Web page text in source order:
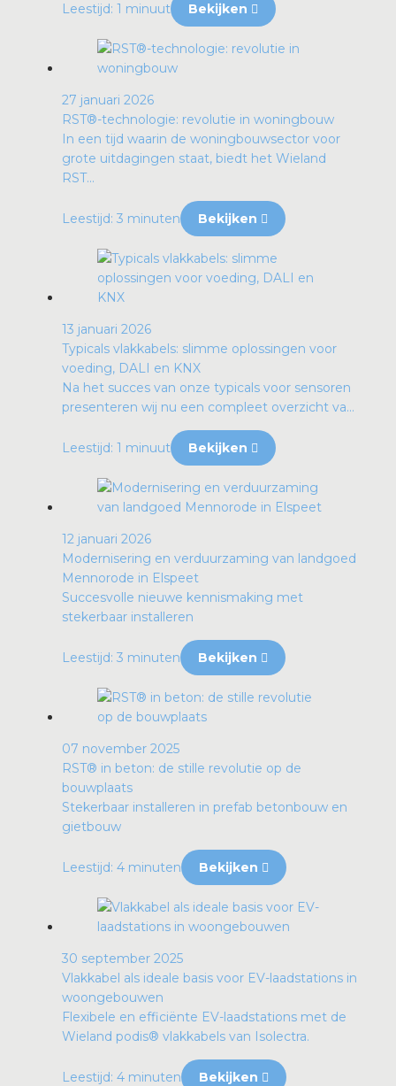
Leestijd: 1 minuut Bekijken
27 januari 2026
RST®-technologie: revolutie in woningbouw
In een tijd waarin de woningbouwsector voor
grote uitdagingen staat, biedt het Wieland
RST...
Leestijd: 3 minuten Bekijken
13 januari 2026
Typicals vlakkabels: slimme oplossingen voor
voeding, DALI en KNX
Na het succes van onze typicals voor sensoren
presenteren wij nu een compleet overzicht va...
Leestijd: 1 minuut Bekijken
12 januari 2026
Modernisering en verduurzaming van landgoed
Mennorode in Elspeet
Succesvolle nieuwe kennismaking met
stekerbaar installeren
Leestijd: 3 minuten Bekijken
07 november 2025
RST® in beton: de stille revolutie op de
bouwplaats
Stekerbaar installeren in prefab betonbouw en
gietbouw
Leestijd: 4 minuten Bekijken
30 september 2025
Vlakkabel als ideale basis voor EV-laadstations in
woongebouwen
Flexibele en efficiënte EV-laadstations met de
Wieland podis® vlakkabels van Isolectra.
Leestijd: 4 minuten Bekijken